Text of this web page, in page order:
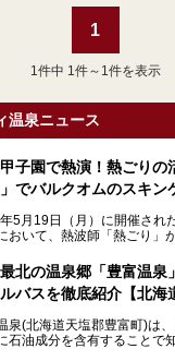
1
1 件中 1件～1件を表示
温泉ニュース
子園で熱演！熱ごりの
でバルクオムのスキン
5月19日（月）に開催され
おいて、熱波師「熱ごり」
である北海道の銭湯「湯屋
ケアブランド バルクオムの
プレゼントいたします。
ひお試しください。※6月13
北の温泉郷「豊富温泉
バスを徹底紹介【北海
泉(北海道天塩郡豊富町)は
石油成分を含有することで